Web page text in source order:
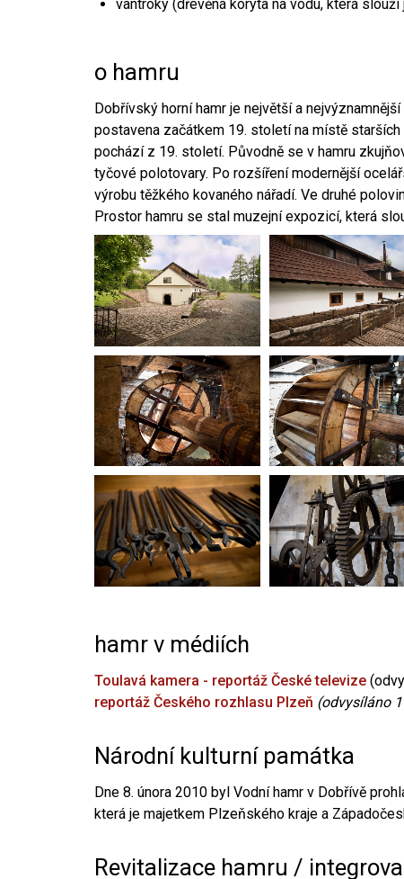
vantroky (dřevěná koryta na vodu, která
o hamru
Dobřívský horní hamr je největší a
postavena začátkem 19. století na místě
pochází z 19. století. Původně se v hamru
tyčové polotovary. Po rozšíření modernější
výrobu těžkého kovaného nářadí. Ve druhé
Prostor hamru se stal muzejní expozicí, která
hamr v médiích
Toulavá kamera - reportáž České televize
reportáž Českého rozhlasu Plzeň (odvysíláno
Národní kulturní památka
Dne 8. února 2010 byl Vodní hamr v Dobřívě
která je majetkem Plzeňského kraje a
Revitalizace hamru /